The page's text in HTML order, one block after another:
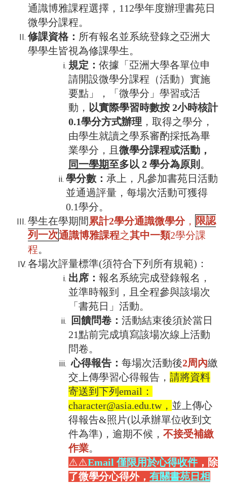
通識博雅課程選擇，112學年度辦理書苑日
微學分課程。
修課資格： 所有報名並系統登錄之亞洲大
學學生皆視為修課學生。
規定： 依據「亞洲大學各單位申
請開設微學分課程（活動）實施
要點」，「微學分」學習或活
動， 以實際學習時數按 2小時核計
0.1學分方式辦理 ，取得之學分，
由學生就讀之學系審酌採抵為畢
業學分，且 微學分課程或活動，
同一學期至多以 2 學分為原則 。
學分數： 承上，凡參加書苑日活動
並通過評量，每場次活動可獲得
0.1學分。
學生在學期間累計2學分通識微學分， 限認
列一次通識博雅課程之其中一類2學分課
程。
各場次評量標準(須符合下列所有規範)：
出席： 報名系統完成登錄報名，
並準時報到，且全程參與該場次
「書苑日」活動。
回饋問卷： 活動結束後須於當日
21點前完成填寫該場次線上活動
問卷。
心得報告： 每場次活動後2周內繳
交上傳學習心得報告， 請將資料
寄送到下列email：
character@asia.edu.tw， 並上傳心
得報告&照片(以承辦單位收到文
件為準)，逾期不候， 不接受補繳
作業。
⚠️⚠️Email 僅限用於心得收件 ， 除
了微學分心得外， 有關書苑日相